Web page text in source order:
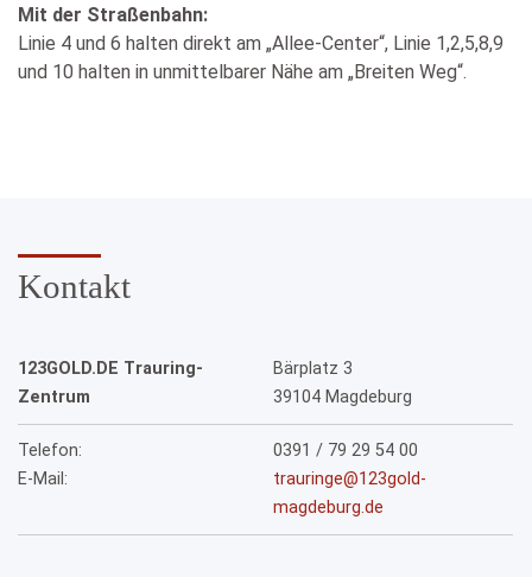
Mit der Straßenbahn:
Linie 4 und 6 halten direkt am „Allee-Center“, Linie 1,2,5,8,9
und 10 halten in unmittelbarer Nähe am „Breiten Weg“.
Kontakt
123GOLD.DE Trauring-
Zentrum
Bärplatz 3
39104 Magdeburg
Telefon:
E-Mail:
0391 / 79 29 54 00
trauringe@123gold-
magdeburg.de